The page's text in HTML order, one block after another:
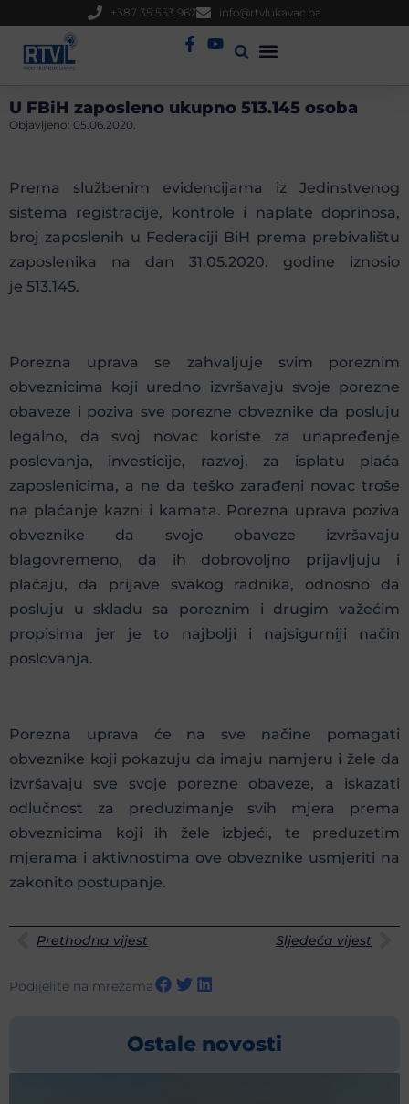
+387 35 553 967 info@rtvlukavac.ba
U FBiH zaposleno ukupno 513.145 osoba
Objavljeno: 05.06.2020.
Prema službenim evidencijama iz Jedinstvenog
sistema registracije, kontrole i naplate doprinosa,
broj zaposlenih u Federaciji BiH prema prebivalištu
zaposlenika na dan 31.05.2020. godine iznosio
je 513.145.
Porezna uprava se zahvaljuje svim poreznim
obveznicima koji uredno izvršavaju svoje porezne
obaveze i poziva sve porezne obveznike da posluju
legalno, da svoj novac koriste za unapređenje
poslovanja, investicije, razvoj, za isplatu plaća
zaposlenicima, a ne da teško zarađeni novac troše
na plaćanje kazni i kamata. Porezna uprava poziva
obveznike da svoje obaveze izvršavaju
blagovremeno, da ih dobrovoljno prijavljuju i
plaćaju, da prijave svakog radnika, odnosno da
posluju u skladu sa poreznim i drugim važećim
propisima jer je to najbolji i najsigurniji način
poslovanja.
Porezna uprava će na sve načine pomagati
obveznike koji pokazuju da imaju namjeru i žele da
izvršavaju sve svoje porezne obaveze, a iskazati
odlučnost za preduzimanje svih mjera prema
obveznicima koji ih žele izbjeći, te preduzetim
mjerama i aktivnostima ove obveznike usmjeriti na
zakonito postupanje.
Prethodna vijest Sljedeća vijest
Podijelite na mrežama
Ostale novosti